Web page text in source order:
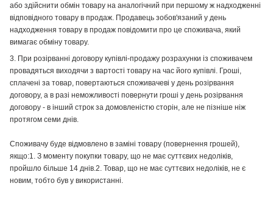
або здійснити обмін товару на аналогічний при першому ж надходженні
відповідного товару в продаж. Продавець зобов'язаний у день
надходження товару в продаж повідомити про це споживача, який
вимагає обміну товару.
3. При розірванні договору купівлі-продажу розрахунки із споживачем
провадяться виходячи з вартості товару на час його купівлі. Гроші,
сплачені за товар, повертаються споживачеві у день розірвання
договору, а в разі неможливості повернути гроші у день розірвання
договору - в інший строк за домовленістю сторін, але не пізніше ніж
протягом семи днів.
Споживачу буде відмовлено в заміні товару (повернення грошей),
якщо:1. З моменту покупки товару, що не має суттєвих недоліків,
пройшло більше 14 днів.2. Товар, що не має суттєвих недоліків, не є
новим, тобто був у використанні.